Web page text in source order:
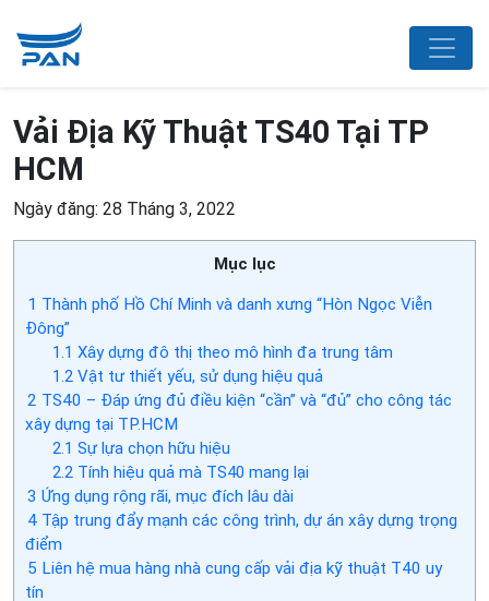
Vải Địa Kỹ Thuật TS40 Tại TP
HCM
Ngày đăng: 28 Tháng 3, 2022
Mục lục
1 Thành phố Hồ Chí Minh và danh xưng “Hòn Ngọc Viễn
Đông”
1.1 Xây dựng đô thị theo mô hình đa trung tâm
1.2Vật tư thiết yếu, sử dụng hiệu quả
2 TS40 – Đáp ứng đủ điều kiện “cần” và “đủ” cho công tác
xây dựng tại TP.HCM
2.1 Sự lựa chọn hữu hiệu
2.2Tính hiệu quả mà TS40 mang lại
3 Ứng dụng rộng rãi, mục đích lâu dài
4 Tập trung đẩy mạnh các công trình, dự án xây dựng trọng
điểm
5 Liên hệ mua hàng nhà cung cấp vải địa kỹ thuật T40 uy
tín